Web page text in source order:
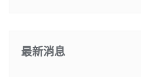
最新消息